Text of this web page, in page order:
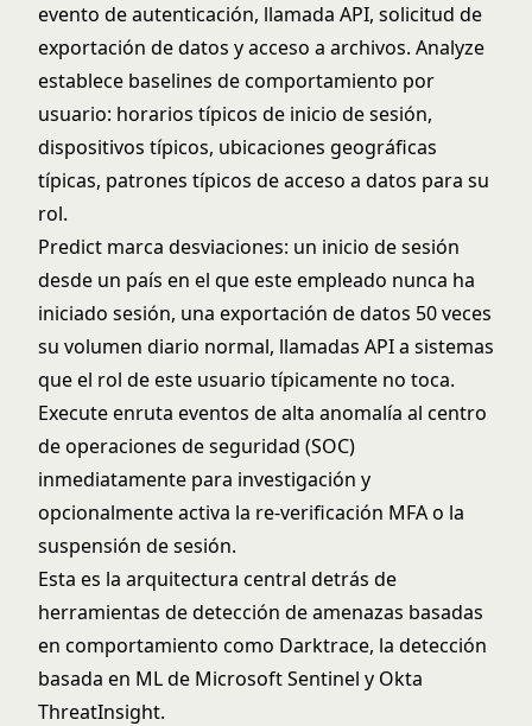
evento de autenticación, llamada API, solicitud de
exportación de datos y acceso a archivos. Analyze
establece baselines de comportamiento por
usuario: horarios típicos de inicio de sesión,
dispositivos típicos, ubicaciones geográficas
típicas, patrones típicos de acceso a datos para su
rol.
Predict marca desviaciones: un inicio de sesión
desde un país en el que este empleado nunca ha
iniciado sesión, una exportación de datos 50 veces
su volumen diario normal, llamadas API a sistemas
que el rol de este usuario típicamente no toca.
Execute enruta eventos de alta anomalía al centro
de operaciones de seguridad (SOC)
inmediatamente para investigación y
opcionalmente activa la re-verificación MFA o la
suspensión de sesión.
Esta es la arquitectura central detrás de
herramientas de detección de amenazas basadas
en comportamiento como Darktrace, la detección
basada en ML de Microsoft Sentinel y Okta
ThreatInsight.